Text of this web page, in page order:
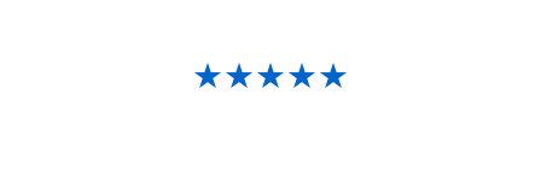
★★★★★